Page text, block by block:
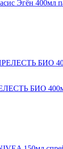
Эгён 400мл
БИО